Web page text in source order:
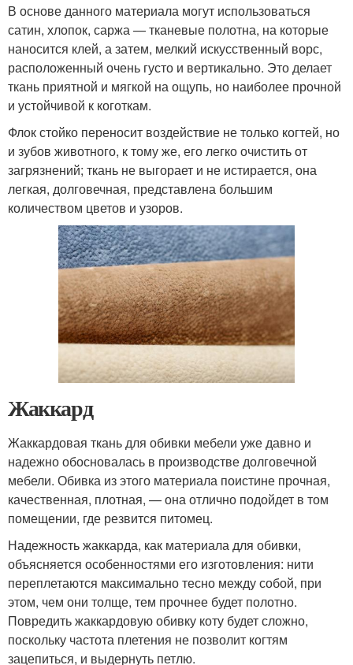
В основе данного материала могут использоваться
сатин, хлопок, саржа — тканевые полотна, на которые
наносится клей, а затем, мелкий искусственный ворс,
расположенный очень густо и вертикально. Это делает
ткань приятной и мягкой на ощупь, но наиболее прочной
и устойчивой к коготкам.
Флок стойко переносит воздействие не только когтей, но
и зубов животного, к тому же, его легко очистить от
загрязнений; ткань не выгорает и не истирается, она
легкая, долговечная, представлена большим
количеством цветов и узоров.
Жаккард
Жаккардовая ткань для обивки мебели уже давно и
надежно обосновалась в производстве долговечной
мебели. Обивка из этого материала поистине прочная,
качественная, плотная, — она отлично подойдет в том
помещении, где резвится питомец.
Надежность жаккарда, как материала для обивки,
объясняется особенностями его изготовления: нити
переплетаются максимально тесно между собой, при
этом, чем они толще, тем прочнее будет полотно.
Повредить жаккардовую обивку коту будет сложно,
поскольку частота плетения не позволит когтям
зацепиться, и выдернуть петлю.